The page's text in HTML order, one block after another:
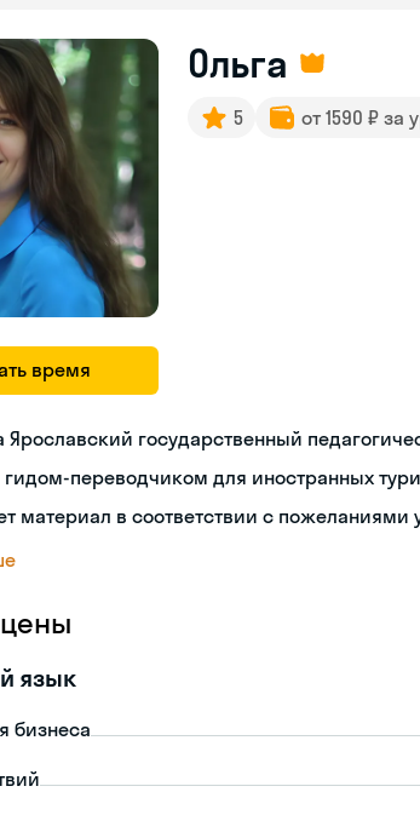
время
Ольга
5 от 1590 ₽ за
Ярославский государственный
гидом-переводчиком для иностранных
материал в соответствии с пожеланиями
язык
бизнеса